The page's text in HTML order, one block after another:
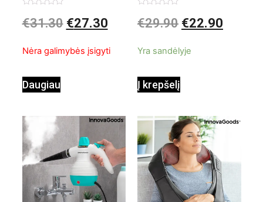
valiklis Klinmag
0
iš
€31.30 €27.30
Nėra galimybės įsigyti
Daugiau
Baltai pilkas
0
iš
€29.90 €22.90
Yra sandėlyje
Į krepšelį